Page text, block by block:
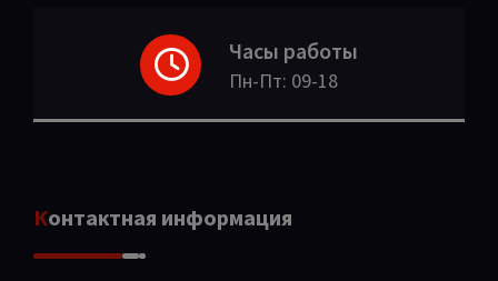
Часы работы
Пн-Пт: 09-18
Контактная информация